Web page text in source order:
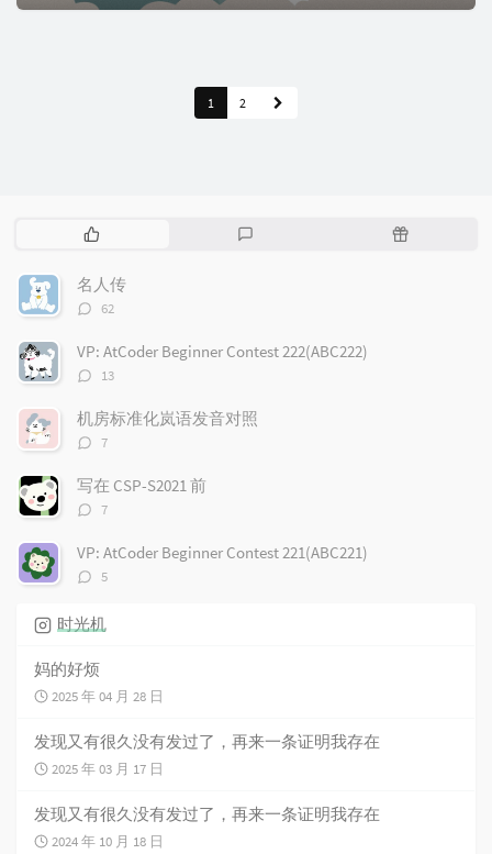
1 2
热
文
章
随
名人传
评
数：
62
VP: AtCoder Beginner Contest 222(ABC222)
评
数：
13
机房标准化岚语发音对照
评
数：
7
写在 CSP-S2021 前
评
数：
7
VP: AtCoder Beginner Contest 221(ABC221)
评
5
时光机
妈的好烦
2025 年 04 月 28 日
发现又有很久没有发过了，再来一条证明我存在
2025 年 03 月 17 日
发现又有很久没有发过了，再来一条证明我存在
2024 年 10 月 18 日